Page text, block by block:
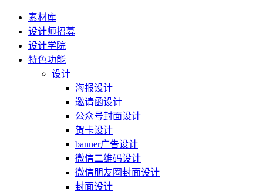
素材库
设计师招募
设计学院
特色功能
设计
海报设计
邀请函设计
公众号封面设计
贺卡设计
banner广告设计
微信二维码设计
微信朋友圈封面设计
封面设计